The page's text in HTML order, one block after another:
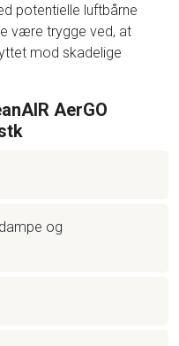
potentielle luftbårne
være trygge ved, at
mod skadelige
AerGO
og